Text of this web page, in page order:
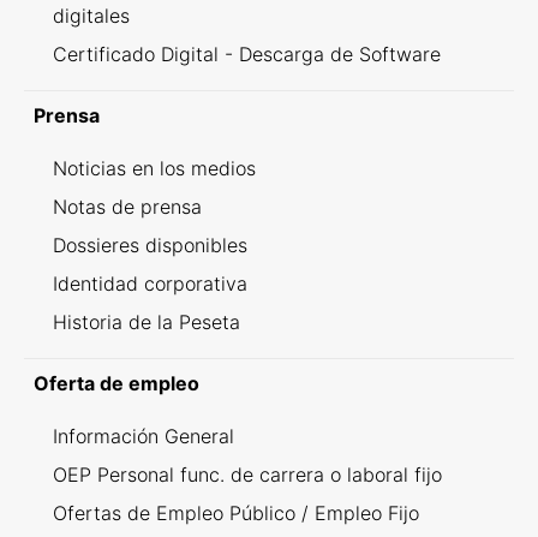
digitales
Certificado Digital - Descarga de Software
Prensa
Noticias en los medios
Notas de prensa
Dossieres disponibles
Identidad corporativa
Historia de la Peseta
Oferta de empleo
Información General
OEP Personal func. de carrera o laboral fijo
Ofertas de Empleo Público / Empleo Fijo